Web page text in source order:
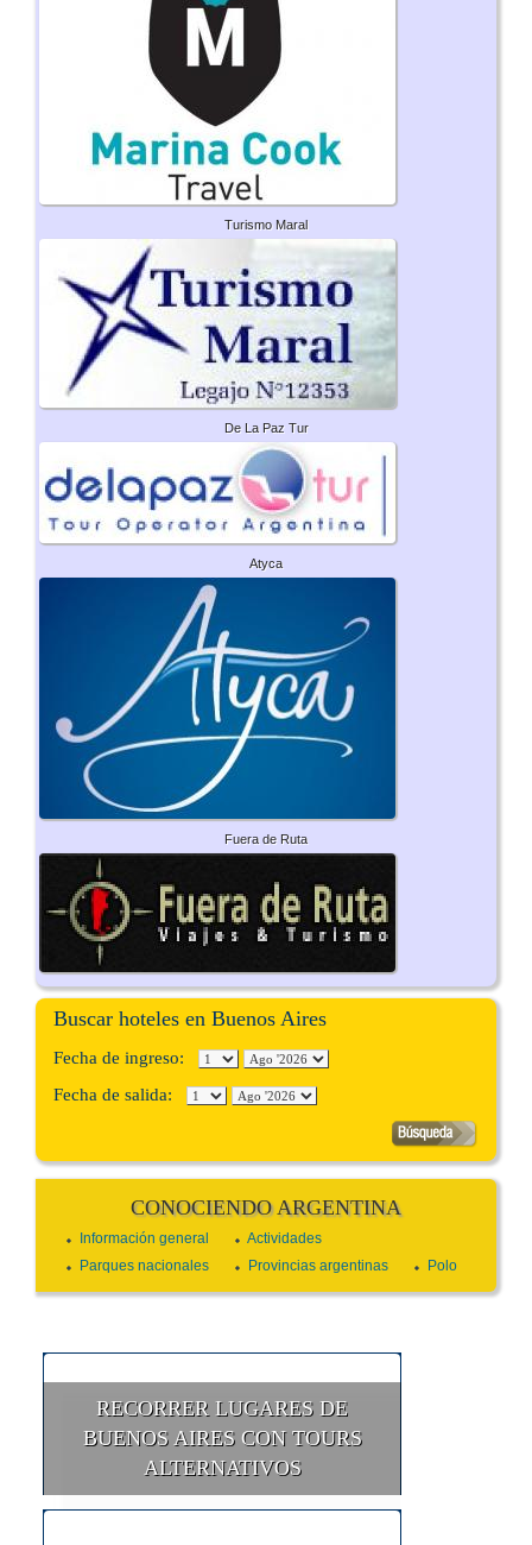
Turismo Maral
De La Paz Tur
Atyca
Fuera de Ruta
Buscar hoteles en Buenos Aires
Fecha de ingreso:
Fecha de salida:
CONOCIENDO ARGENTINA
Información general
Actividades
Parques nacionales
Provincias argentinas Polo
RECORRER LUGARES DE
BUENOS AIRES CON TOURS
ALTERNATIVOS